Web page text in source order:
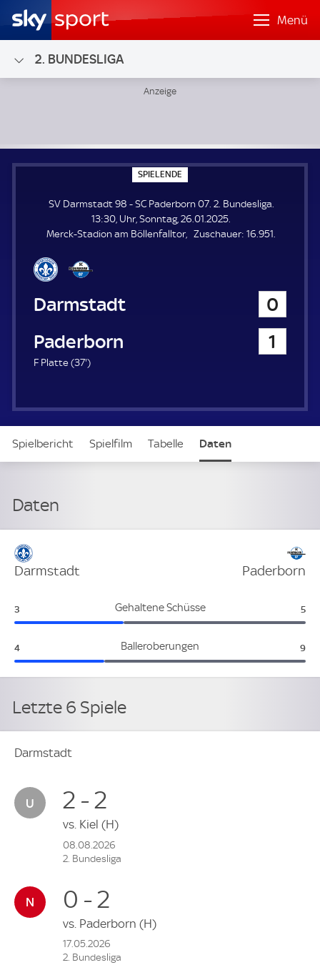
Menü
2. BUNDESLIGA
SPIELENDE
P
E
L
E
N
SV Darmstadt 98 - SC Paderborn 07. 2. Bundesliga.
13:30, Uhr, Sonntag, 26.01.2025.
Merck-Stadion am Böllenfalltor
Zuschauer: Z
16.951.
SV Darmstadt 98
0
SC Paderborn 07
1
F Platte (37'3
u
t
)
Spielbericht Spielfilm Tabelle Daten
Daten
Darmstadt Paderborn
Gehaltene Schüsse
Darmstadt:
3 5
Balleroberungen
Darmstadt:
4 9
Letzte 6 Spiele
Darmstadt
2 - 2
vs. Kiel (H)
08.08.2026
2. Bundesliga
0 - 2
vs. Paderborn (H)
17.05.2026
2. Bundesliga